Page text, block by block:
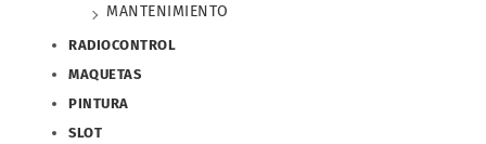
MANTENIMIENTO
RADIOCONTROL
MAQUETAS
PINTURA
SLOT